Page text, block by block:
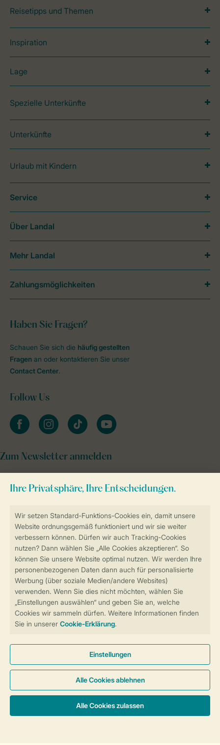
Sicherstellung Deiner Privatsphäre
Sicher und schnell zur Online-Buchung
Sichere Datenübertragung
Sicheres Bezahlen
Reisetipps und Themen
Inspiration
Lage
Spezielle Unterkünfte
Unterkünfte
Urlaub mit Kindern
Haben Sie Fragen?
Schauen Sie sich die häufig gestellten
Fragen an oder kontaktieren Sie unser
Contact Center.
Follow Us
facebookinstagramtiktok youtube
Zum Newsletter anmelden
Service
Über Landal
Mehr Landal
Zahlungsmöglichkeiten
Cookies und Banner
Barrierefreiheit
© 2026 Landal GreenParks GmbH